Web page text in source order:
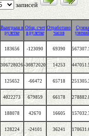
записей
Выигрыш в
рулетке
Общ. счет
в рулетке
Отработано
часов
Сумма
183656 -123090 69390
306728026 -30872020 14253
125652 -66472 65718
4022273 679859 66178
188078 42670 16605
128224 -24101 36241